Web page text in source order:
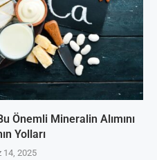
Önemli Mineralin Alımını
Yolları
14, 2025